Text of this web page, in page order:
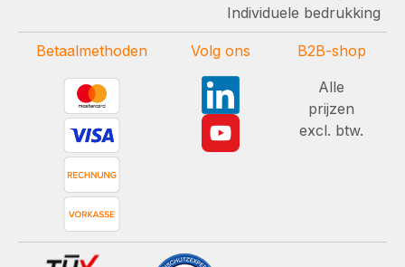
Individuele bedrukking
Betaalmethoden Volg ons
B2B-shop
Alle
prijzen
excl. btw.